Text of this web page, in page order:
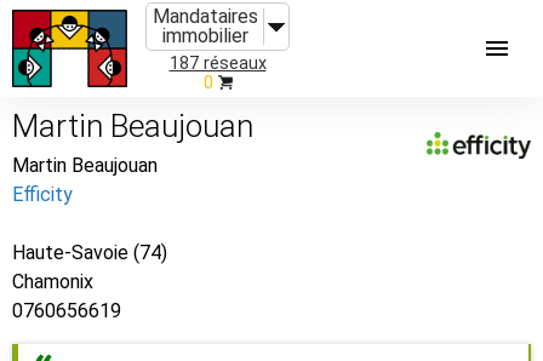
Mandataires
immobilier
187 réseaux
0
Martin Beaujouan
Martin Beaujouan
Efficity
Haute-Savoie (74)
Chamonix
0760656619